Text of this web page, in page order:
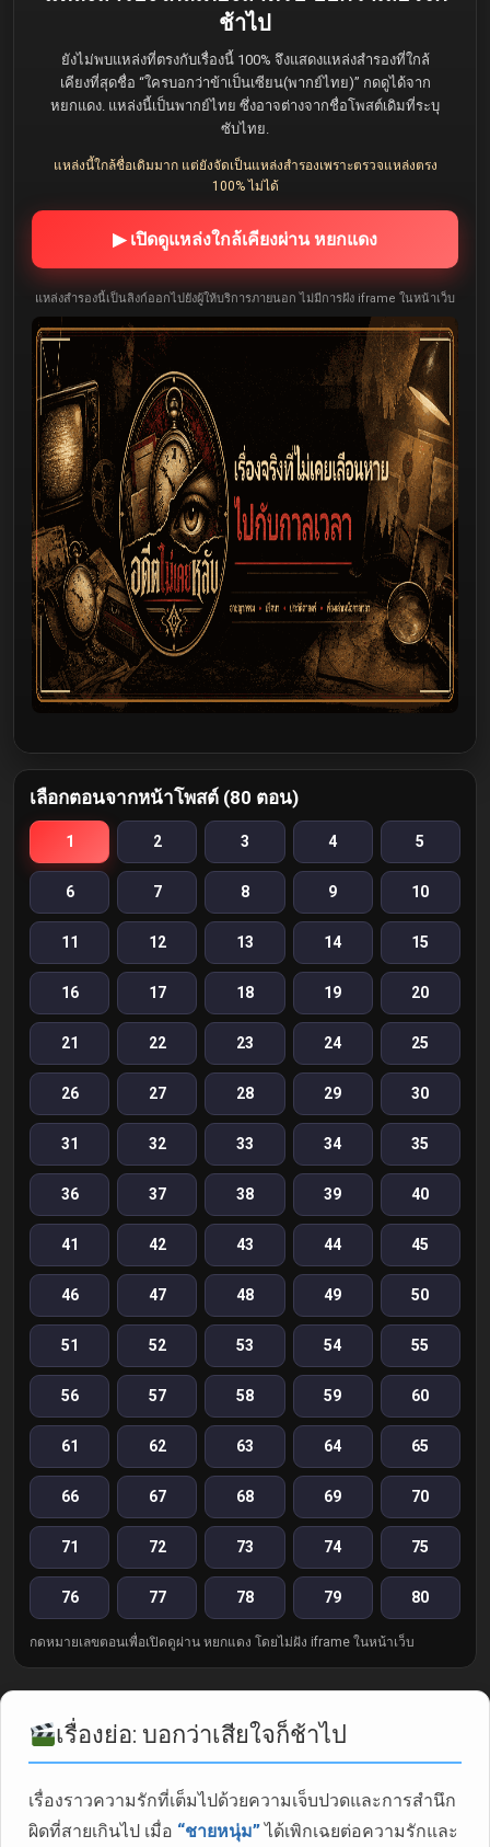
ช้าไป
ยังไม่พบแหล่งที่ตรงกับเรื่องนี้ 100% จึงแสดงแหล่งสำรองที่ใกล้
เคียงที่สุดชื่อ “ใครบอกว่าข้าเป็นเซียน(พากย์ไทย)” กดดูได้จาก
หยกแดง. แหล่งนี้เป็นพากย์ไทย ซึ่งอาจต่างจากชื่อโพสต์เดิมที่ระบุ
ซับไทย.
แหล่งนี้ใกล้ชื่อเดิมมาก แต่ยังจัดเป็นแหล่งสำรองเพราะตรวจแหล่งตรง
100% ไม่ได้
▶ เปิดดูแหล่งใกล้เคียงผ่าน หยกแดง
แหล่งสำรองนี้เป็นลิงก์ออกไปยังผู้ให้บริการภายนอก ไม่มีการฝัง iframe ในหน้าเว็บ
เลือกตอนจากหน้าโพสต์ (80 ตอน)
1 2 3 4 5
6 7 8 9 10
11 12 13 14 15
16 17 18 19 20
21 22 23 24 25
26 27 28 29 30
31 32 33 34 35
36 37 38 39 40
41 42 43 44 45
46 47 48 49 50
51 52 53 54 55
56 57 58 59 60
61 62 63 64 65
66 67 68 69 70
71 72 73 74 75
76 77 78 79 80
กดหมายเลขตอนเพื่อเปิดดูผ่าน หยกแดง โดยไม่ฝัง iframe ในหน้าเว็บ
เรื่องย่อ: บอกว่าเสียใจก็ช้าไป
เรื่องราวความรักที่เต็มไปด้วยความเจ็บปวดและการสำนึก
ผิดที่สายเกินไป เมื่อ “ชายหนุ่ม”ได้เพิกเฉยต่อความรักและ